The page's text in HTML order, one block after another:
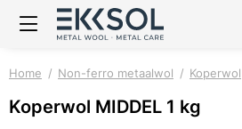
Home Non-ferro metaalwol Koperwol
Koperwol MIDDEL 1 kg